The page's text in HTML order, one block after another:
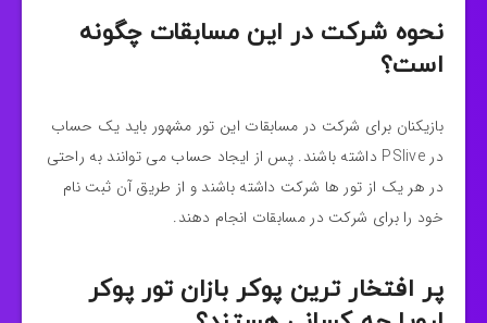
نحوه شرکت در این مسابقات چگونه
است؟
بازیکنان برای شرکت در مسابقات این تور مشهور باید یک حساب
در PSlive داشته باشند.‌ پس از ایجاد حساب می توانند به راحتی
در هر یک از تور ها شرکت داشته باشند و از طریق آن ثبت نام
خود را برای شرکت در مسابقات انجام دهند.
پر افتخار ترین پوکر بازان تور پوکر